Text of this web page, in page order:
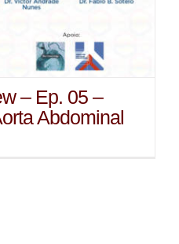
– Ep. 05 –
Abdominal